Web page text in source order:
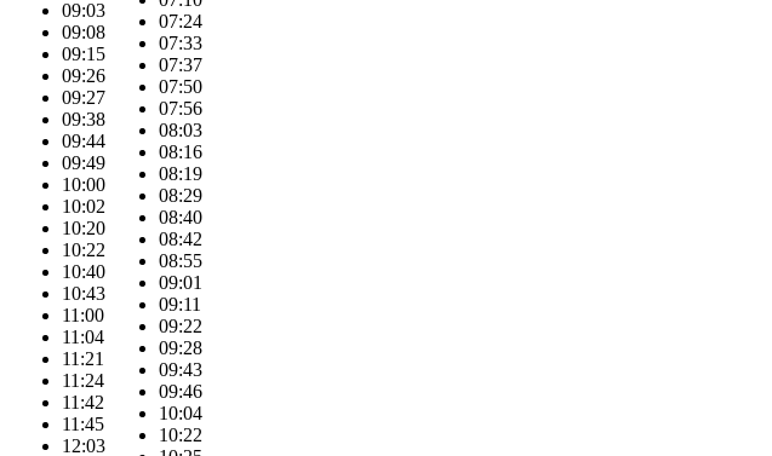
09:03
09:08
09:15
09:26
09:27
09:38
09:44
09:49
10:00
10:02
10:20
10:22
10:40
10:43
11:00
11:04
11:21
11:24
11:42
11:45
12:03
07:24
07:33
07:37
07:50
07:56
08:03
08:16
08:19
08:29
08:40
08:42
08:55
09:01
09:11
09:22
09:28
09:43
09:46
10:04
10:22